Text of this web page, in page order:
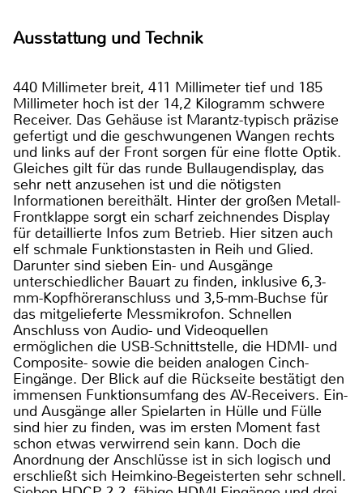
Ausstattung und Technik
440 Millimeter breit, 411 Millimeter tief und 185
Millimeter hoch ist der 14,2 Kilogramm schwere
Receiver. Das Gehäuse ist Marantz-typisch präzise
gefertigt und die geschwungenen Wangen rechts
und links auf der Front sorgen für eine flotte Optik.
Gleiches gilt für das runde Bullaugendisplay, das
sehr nett anzusehen ist und die nötigsten
Informationen bereithält. Hinter der großen Metall-
Frontklappe sorgt ein scharf zeichnendes Display
für detaillierte Infos zum Betrieb. Hier sitzen auch
elf schmale Funktionstasten in Reih und Glied.
Darunter sind sieben Ein- und Ausgänge
unterschiedlicher Bauart zu finden, inklusive 6,3-
mm-Kopfhöreranschluss und 3,5-mm-Buchse für
das mitgelieferte Messmikrofon. Schnellen
Anschluss von Audio- und Videoquellen
ermöglichen die USB-Schnittstelle, die HDMI- und
Composite- sowie die beiden analogen Cinch-
Eingänge. Der Blick auf die Rückseite bestätigt den
immensen Funktionsumfang des AV-Receivers. Ein-
und Ausgänge aller Spielarten in Hülle und Fülle
sind hier zu finden, was im ersten Moment fast
schon etwas verwirrend sein kann. Doch die
Anordnung der Anschlüsse ist in sich logisch und
erschließt sich Heimkino-Begeisterten sehr schnell.